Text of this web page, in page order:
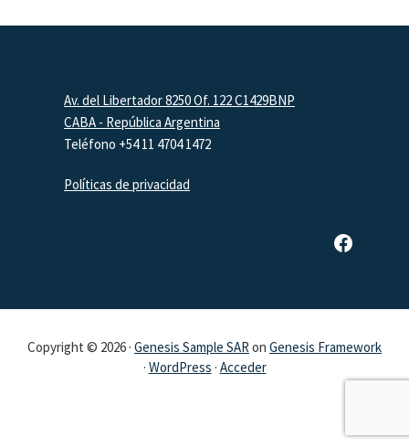
FooterAv. del Libertador 8250 Of. 122 C1429BNP
CABA - República Argentina
Teléfono +54 11 4704 1472
Políticas de privacidad
Página de Facebook de SAR
Copyright © 2026 · Genesis Sample SARon Genesis Framework
· WordPress · Acceder